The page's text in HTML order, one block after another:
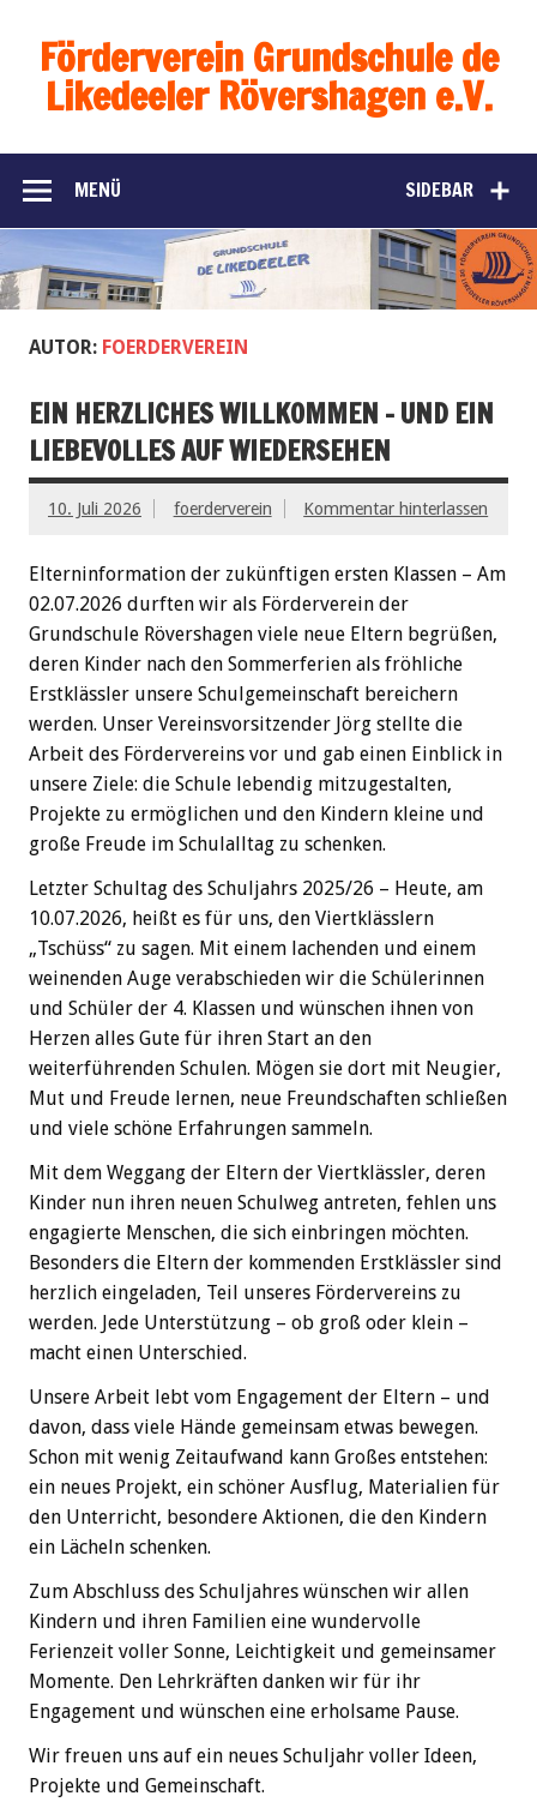
Förderverein Grundschule de
Likedeeler Rövershagen e.V.
SIDEBAR
MENÜ
AUTOR: FOERDERVEREIN
EIN HERZLICHES WILLKOMMEN – UND EIN
LIEBEVOLLES AUF WIEDERSEHEN
10. Juli 2026 foerderverein Kommentar hinterlassen
Elterninformation der zukünftigen ersten Klassen – Am
02.07.2026 durften wir als Förderverein der
Grundschule Rövershagen viele neue Eltern begrüßen,
deren Kinder nach den Sommerferien als fröhliche
Erstklässler unsere Schulgemeinschaft bereichern
werden. Unser Vereinsvorsitzender Jörg stellte die
Arbeit des Fördervereins vor und gab einen Einblick in
unsere Ziele: die Schule lebendig mitzugestalten,
Projekte zu ermöglichen und den Kindern kleine und
große Freude im Schulalltag zu schenken.
Letzter Schultag des Schuljahrs 2025/26 – Heute, am
10.07.2026, heißt es für uns, den Viertklässlern
„Tschüss“ zu sagen. Mit einem lachenden und einem
weinenden Auge verabschieden wir die Schülerinnen
und Schüler der 4. Klassen und wünschen ihnen von
Herzen alles Gute für ihren Start an den
weiterführenden Schulen. Mögen sie dort mit Neugier,
Mut und Freude lernen, neue Freundschaften schließen
und viele schöne Erfahrungen sammeln.
Mit dem Weggang der Eltern der Viertklässler, deren
Kinder nun ihren neuen Schulweg antreten, fehlen uns
engagierte Menschen, die sich einbringen möchten.
Besonders die Eltern der kommenden Erstklässler sind
herzlich eingeladen, Teil unseres Fördervereins zu
werden. Jede Unterstützung – ob groß oder klein –
macht einen Unterschied.
Unsere Arbeit lebt vom Engagement der Eltern – und
davon, dass viele Hände gemeinsam etwas bewegen.
Schon mit wenig Zeitaufwand kann Großes entstehen:
ein neues Projekt, ein schöner Ausflug, Materialien für
den Unterricht, besondere Aktionen, die den Kindern
ein Lächeln schenken.
Zum Abschluss des Schuljahres wünschen wir allen
Kindern und ihren Familien eine wundervolle
Ferienzeit voller Sonne, Leichtigkeit und gemeinsamer
Momente. Den Lehrkräften danken wir für ihr
Engagement und wünschen eine erholsame Pause.
Wir freuen uns auf ein neues Schuljahr voller Ideen,
Projekte und Gemeinschaft.